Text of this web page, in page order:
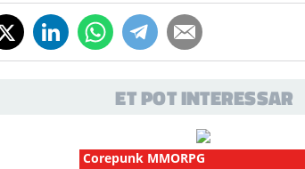
ET POT INTERESSAR
Corepunk MMORPG